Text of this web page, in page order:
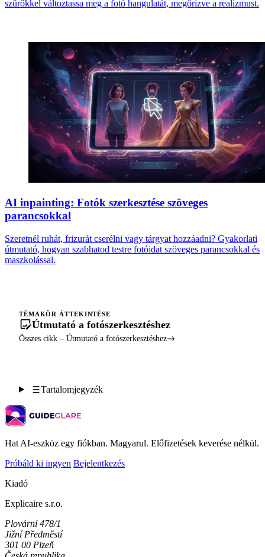
szűrőkkel változtassa meg a fotó hangulatát, megőrizve a realizmust.
AI inpainting: Fotók szerkesztése szöveges
parancsokkal
Szeretnél ruhát, frizurát cserélni vagy tárgyat hozzáadni? Gyakorlati
útmutató, hogyan szabhatod testre fotóidat szöveges parancsokkal és
maszkolással.
TÉMAKÖR ÁTTEKINTÉSE
Útmutató a fotószerkesztéshez
Összes cikk – Útmutató a fotószerkesztéshez
Tartalomjegyzék
Hat AI-eszköz egy fiókban. Magyarul. Előfizetések keverése nélkül.
Próbáld ki ingyen Bejelentkezés
Kiadó
Explicaire s.r.o.
Plovární 478/1
Jižní Předměstí
301 00 Plzeň